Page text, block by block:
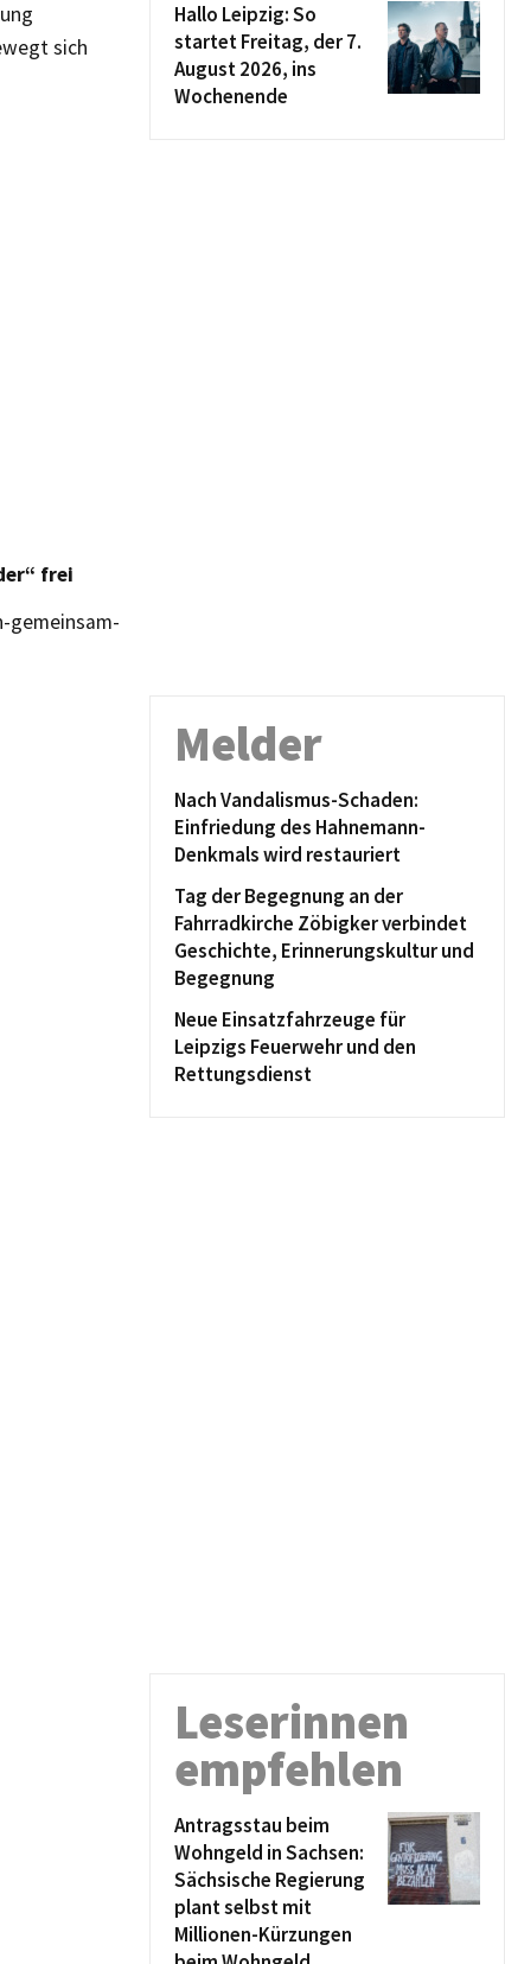
sich
frei
gemeinsam-
Hallo Leipzig: So
startet Freitag, der 7.
August 2026, ins
Wochenende
Melder
Nach Vandalismus-Schaden:
Einfriedung des Hahnemann-
Denkmals wird restauriert
Tag der Begegnung an der
Fahrradkirche Zöbigker verbindet
Geschichte, Erinnerungskultur und
Begegnung
Neue Einsatzfahrzeuge für
Leipzigs Feuerwehr und den
Rettungsdienst
Leserinnen
empfehlen
Antragsstau beim
Wohngeld in Sachsen:
Sächsische Regierung
plant selbst mit
Millionen-Kürzungen